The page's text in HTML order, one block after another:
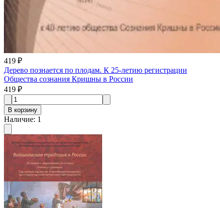
419 ₽
Дерево познается по плодам. К 25-летию регистрации
Общества сознания Кришны в России
419 ₽
В корзину
Наличие: 1